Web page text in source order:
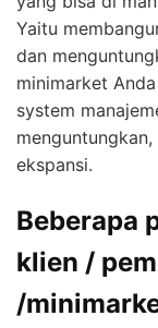
Yaitu
dan
minimarket
system
ekspansi.
Beberapa
klien /
/